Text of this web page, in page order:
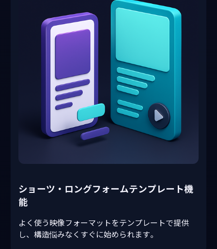
ショーツ・ロングフォームテンプレート機
能
よく使う映像フォーマットをテンプレートで提供
し、構造悩みなくすぐに始められます。